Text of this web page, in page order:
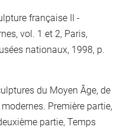
française II -
vol. 1 et 2, Paris,
nationaux, 1998, p.
du Moyen Âge, de
Première partie,
partie, Temps